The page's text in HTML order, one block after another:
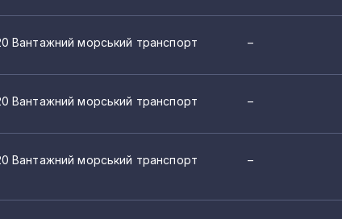
Вантажний морський транспорт –
Вантажний морський транспорт –
Вантажний морський транспорт –